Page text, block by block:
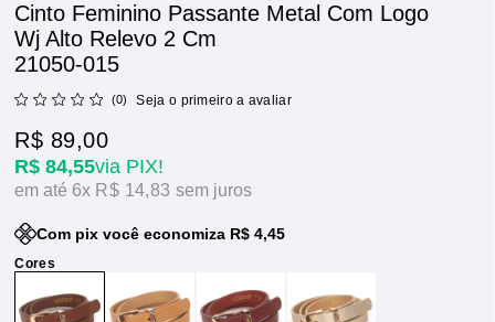
Cinto Feminino Passante Metal Com Logo
Wj Alto Relevo 2 Cm
21050-015
(0) Seja o primeiro a avaliar
R$ 84,55via PIX!
R$ 89,00
6x R$ 14,83sem juros
Com pix você economiza R$ 4,45